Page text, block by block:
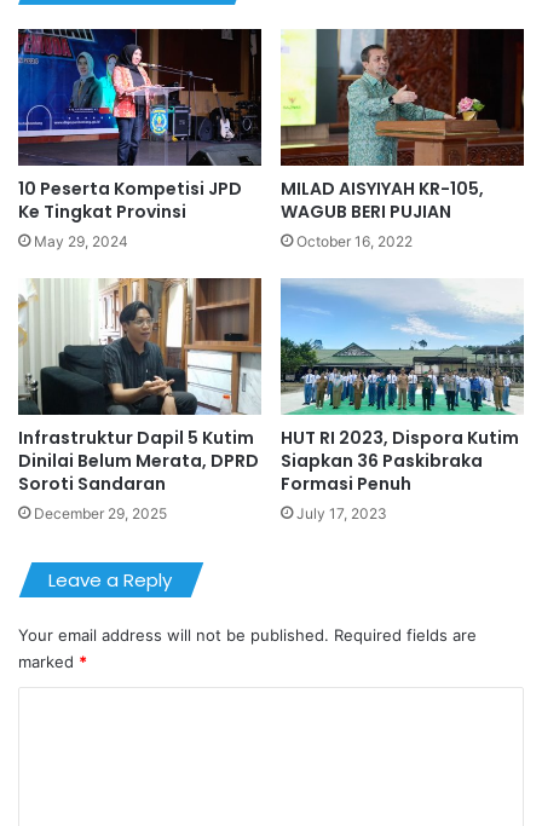
10 Peserta Kompetisi JPD
Ke Tingkat Provinsi
May 29, 2024
MILAD AISYIYAH KR-105,
WAGUB BERI PUJIAN
October 16, 2022
Infrastruktur Dapil 5 Kutim
Dinilai Belum Merata, DPRD
Soroti Sandaran
December 29, 2025
HUT RI 2023, Dispora Kutim
Siapkan 36 Paskibraka
Formasi Penuh
July 17, 2023
Leave a Reply
Your email address will not be published. Required fields are
marked *